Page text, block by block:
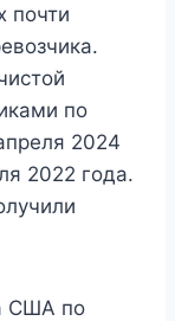
почти
по
2024
2022 года.
США по